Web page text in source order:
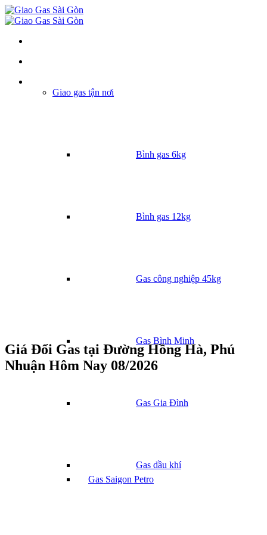
Giao gas tận nơi
Bình gas 6kg
Bình gas 12kg
Gas công nghiệp 45kg
Gas Bình Minh
Gas Gia Đình
Gas dầu khí
Gas Saigon Petro
Giá Đổi Gas tại Đường Hồng Hà, Phú
Nhuận Hôm Nay 08/2026